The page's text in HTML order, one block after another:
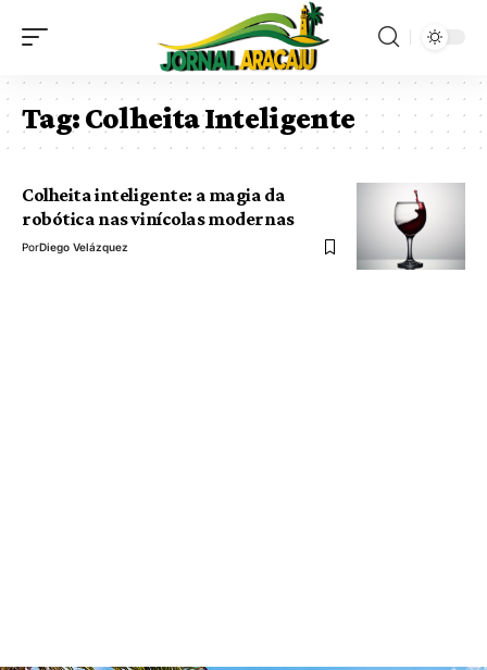
Tag:Colheita Inteligente
Colheita inteligente: a magia da
robótica nas vinícolas modernas
PorDiego Velázquez